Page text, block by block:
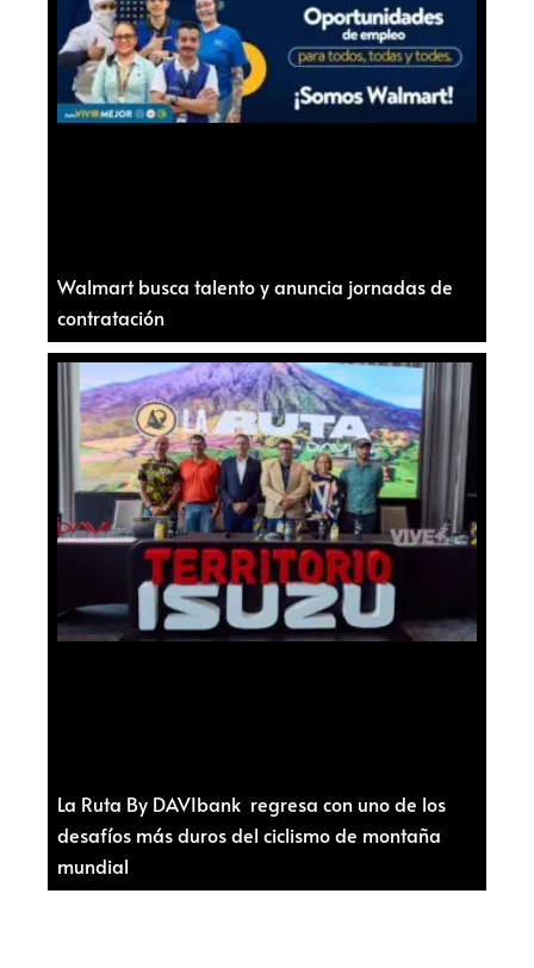
Walmart busca talento y anuncia jornadas de
contratación
La Ruta By DAVIbank regresa con uno de los
desafíos más duros del ciclismo de montaña
mundial